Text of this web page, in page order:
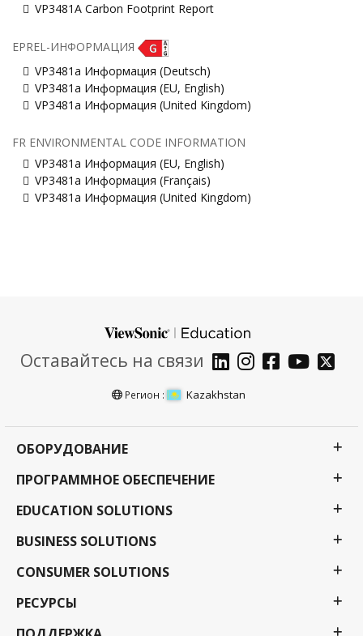
VP3481A Carbon Footprint Report
EPREL-ИНФОРМАЦИЯ
VP3481a Информация (Deutsch)
VP3481a Информация (EU, English)
VP3481a Информация (United Kingdom)
FR ENVIRONMENTAL CODE INFORMATION
VP3481a Информация (EU, English)
VP3481a Информация (Français)
VP3481a Информация (United Kingdom)
Оставайтесь на связи
Регион : Kazakhstan
ОБОРУДОВАНИЕ
ПРОГРАММНОЕ ОБЕСПЕЧЕНИЕ
EDUCATION SOLUTIONS
BUSINESS SOLUTIONS
CONSUMER SOLUTIONS
РЕСУРСЫ